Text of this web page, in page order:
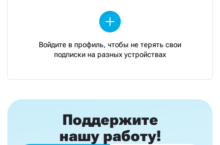
Войдите в профиль, чтобы не терять свои
подписки на разных устройствах
Поддержите
нашу работу!